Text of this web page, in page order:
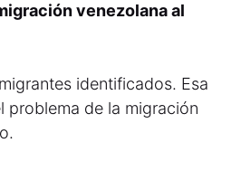
venezolana al
identificados. Esa
problema de la migración